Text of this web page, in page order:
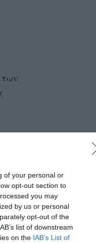
of your personal or
opt-out section to
you may
by us or personal
opt-out of the
list of downstream
on the IAB’s List of
των